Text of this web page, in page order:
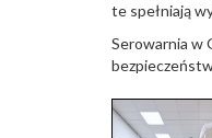
te spełniają
Serowarnia w